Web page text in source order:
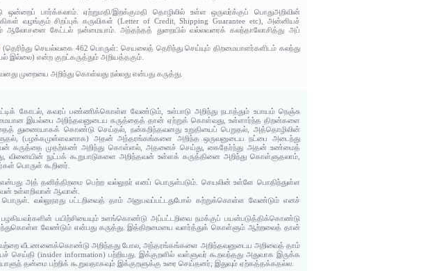
பார்க்கலாம். ஏற்றுமதி/இறக்குமதி தொழிலில் உள்ள ஒருவர்க்குப் பொதுஅறிவின்
வழங்கும் சிறப்புக் கருவிகள் (Letter of Credit, Shipping Guarantee etc), அன்னியச்
ஆலோசனை கேட்டல் நன்மையாம். அந்தந்தத் துறையில் வல்லவரைக் கலந்தாலோசித்து அப்
(தெரிந்து செயல்வகை 462 பொருள்: செயலைத் தெரிந்து செய்யும் திறமையாளர்களிடம் கலந்து
இல்லை) என்ற குறட்கருத்தும் அறியத்தகும்.
முறையை அறிந்து கொள்வது நல்லது என்பது கருத்து.
கோடல், கவரப் பண்ணிக்கொள்ள வேண்டும், உள்பாடு அறிந்து நடாத்தும் உபாயம் நெஞ்சு
இயல்பை அறிந்தவனுடைய கருத்தைத் தான் ஏற்றுக் கொள்வது, உள்ளார்ந்த திறன்களை
துணையாகக் கொண்டு செய்தல், நன்கறிந்தவனது உறுதியைப் பெறுதல், அத்தொழிலின்
(பழக்கமுள்ளவனாக) அதன் அந்தரங்கங்களை அறிந்த ஒருவனுடைய நட்பை அடைந்து
கருத்தை முதற்கண் அறிந்து கொள்ளல், அதனைச் செய்து, கைதேர்ந்து அதன் உண்மைத்
நுட்பக் கூறுபாடுகளை அறிந்தவன் உள்ளக் கருத்தினை அறிந்து கொள்ளுதலாம்,
பொருள் கூறினர்.
என்பது அத் தனித்திறமை பெற்ற வல்லுநர் எனப் பொருள்படும். செயலின் உள்ளே பொதிந்துள்ள
உள்ளறிவான் ஆவான்.
வல்லுநரது பட்டறிவைத் தாம் அனுபவப்பட்டதுபோல் கற்றுக்கொள்ள வேண்டும் எனச்
பயிற்சியையும் உளங்கொண்டு அப்பட்டறிவை நமக்குப் பயன்படுத்திக்கொண்டு
வேண்டும் என்பது கருத்து. இத்திறமையை வளர்த்துக் கொள்ளும் ஆற்றலைத் தான்
வீடணனைக்கொண்டு அறிந்தது போல, அந்தரங்கங்களை அறிந்தவனுடைய அறிவைத் தாம்
(insider information) பற்றியது. இக்குறளில் வள்ளுவர் கூறவந்தது அதுவாக இருக்க
தன்மை பற்றிக் கூறுவதாகவும் இக்குறளுக்கு உரை செய்தனர்; இதுவும் ஏற்கத்தக்கதல்ல.